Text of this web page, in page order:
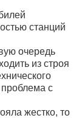
станций
очередь
из строя
с
жестко, то